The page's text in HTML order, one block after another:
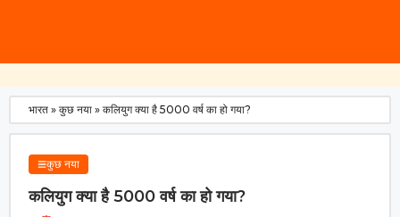
भारत » कुछ नया » कलियुग क्या है 5000 वर्ष का हो गया?
कुछ नया
कलियुग क्या है 5000 वर्ष का हो गया?